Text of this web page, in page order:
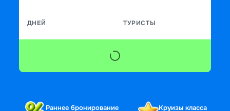
ДНЕЙ ТУРИСТЫ
Раннее бронирование Круизы класса